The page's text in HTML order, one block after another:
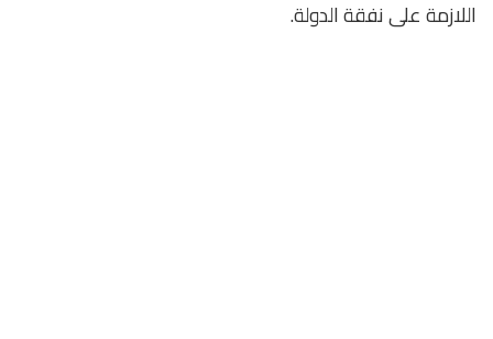
اللازمة على نفقة الدولة.